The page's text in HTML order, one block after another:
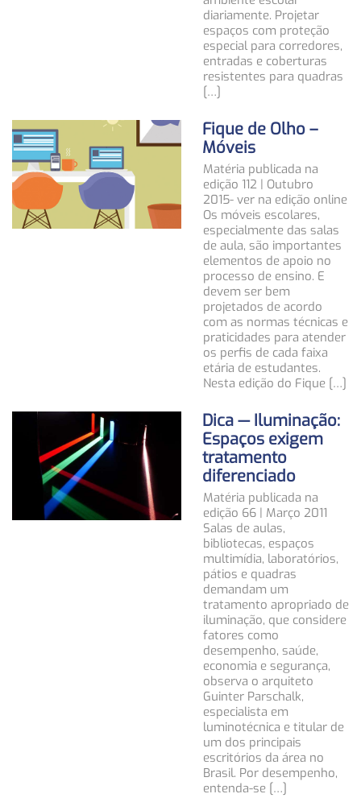
diariamente. Projetar
espaços com proteção
especial para corredores,
entradas e coberturas
resistentes para quadras
[…]
Fique de Olho –
Móveis
Matéria publicada na
edição 112 | Outubro
2015- ver na edição online
Os móveis escolares,
especialmente das salas
de aula, são importantes
elementos de apoio no
processo de ensino. E
devem ser bem
projetados de acordo
com as normas técnicas e
praticidades para atender
os perfis de cada faixa
etária de estudantes.
Nesta edição do Fique […]
Dica — Iluminação:
Espaços exigem
tratamento
diferenciado
Matéria publicada na
edição 66 | Março 2011
Salas de aulas,
bibliotecas, espaços
multimídia, laboratórios,
pátios e quadras
demandam um
tratamento apropriado de
iluminação, que considere
fatores como
desempenho, saúde,
economia e segurança,
observa o arquiteto
Guinter Parschalk,
especialista em
luminotécnica e titular de
um dos principais
escritórios da área no
Brasil. Por desempenho,
entenda-se […]